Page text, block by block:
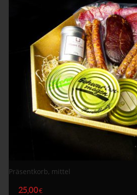
Präsentkorb, mittel
25,00€